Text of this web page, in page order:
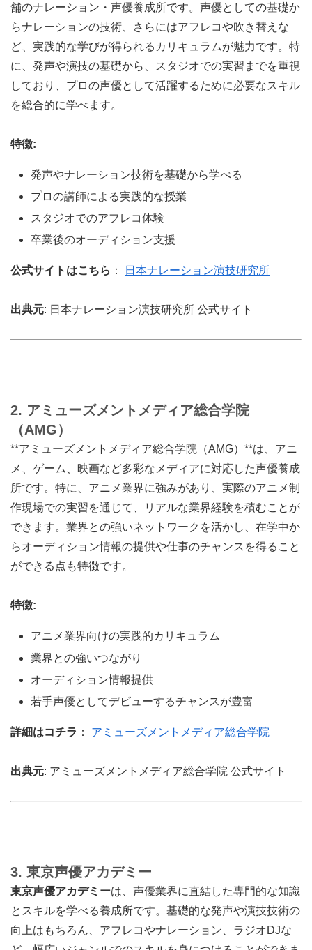
舗のナレーション・声優養成所です。声優としての基礎か
らナレーションの技術、さらにはアフレコや吹き替えな
ど、実践的な学びが得られるカリキュラムが魅力です。特
に、発声や演技の基礎から、スタジオでの実習までを重視
しており、プロの声優として活躍するために必要なスキル
を総合的に学べます。
特徴:
発声やナレーション技術を基礎から学べる
プロの講師による実践的な授業
スタジオでのアフレコ体験
卒業後のオーディション支援
公式サイトはこちら ： 日本ナレーション演技研究所
出典元: 日本ナレーション演技研究所 公式サイト
2. アミューズメントメディア総合学院
（AMG）
**アミューズメントメディア総合学院（AMG）**は、アニ
メ、ゲーム、映画など多彩なメディアに対応した声優養成
所です。特に、アニメ業界に強みがあり、実際のアニメ制
作現場での実習を通じて、リアルな業界経験を積むことが
できます。業界との強いネットワークを活かし、在学中か
らオーディション情報の提供や仕事のチャンスを得ること
ができる点も特徴です。
特徴:
アニメ業界向けの実践的カリキュラム
業界との強いつながり
オーディション情報提供
若手声優としてデビューするチャンスが豊富
詳細はコチラ ： アミューズメントメディア総合学院
出典元: アミューズメントメディア総合学院 公式サイト
3. 東京声優アカデミー
東京声優アカデミーは、声優業界に直結した専門的な知識
とスキルを学べる養成所です。基礎的な発声や演技技術の
向上はもちろん、アフレコやナレーション、ラジオDJな